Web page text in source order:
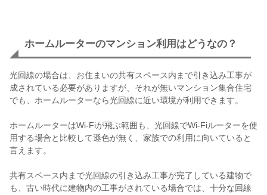
ホームルーターのマンション利用はどうなの？
光回線の場合は、お住まいの共有スペース内まで引き込み工事が
成されている必要がありますが、それが無いマンション集合住宅
でも、ホームルーターなら光回線に近い環境が利用できます。
ホームルーターはWi-Fiが飛ぶ範囲も、光回線でWi-Fiルーターを使
用する場合と比較して遜色が無く、家族での利用に向いていると
言えます。
共有スペース内まで光回線の引き込み工事が完了している建物で
も、古い時代に建物内の工事がされている場合では、十分な回線